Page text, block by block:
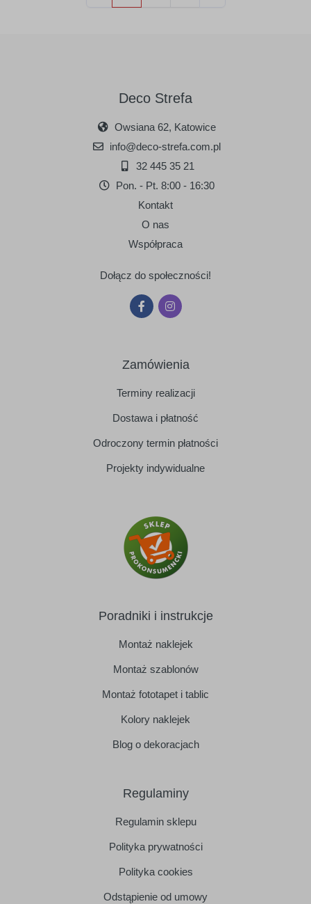
Deco Strefa
Owsiana 62, Katowice
info@deco-strefa.com.pl
32 445 35 21
Pon. - Pt. 8:00 - 16:30
Kontakt
O nas
Współpraca
Dołącz do społeczności!
Zamówienia
Terminy realizacji
Dostawa i płatność
Odroczony termin płatności
Projekty indywidualne
Poradniki i instrukcje
Montaż naklejek
Montaż szablonów
Montaż fototapet i tablic
Kolory naklejek
Blog o dekoracjach
Regulaminy
Regulamin sklepu
Polityka prywatności
Polityka cookies
Odstąpienie od umowy